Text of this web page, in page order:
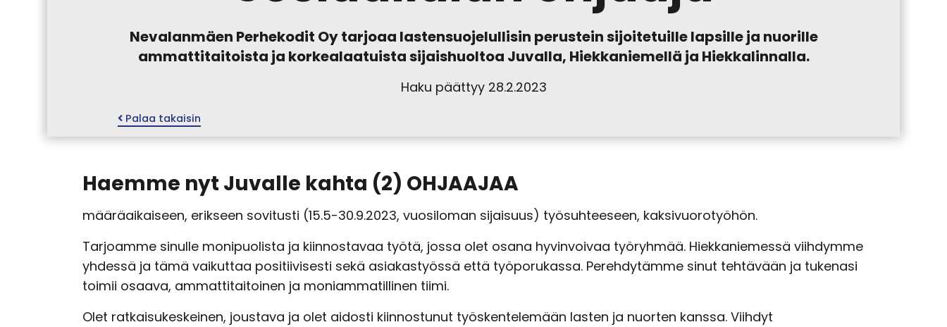
Nevalanmäen Perhekodit Oy tarjoaa lastensuojelullisin perustein sijoitetuille lapsille ja nuorille
ammattitaitoista ja korkealaatuista sijaishuoltoa Juvalla, Hiekkaniemellä ja Hiekkalinnalla.
Haku päättyy 28.2.2023
Palaa takaisin
Haemme nyt Juvalle kahta (2) OHJAAJAA
määräaikaiseen, erikseen sovitusti (15.5-30.9.2023, vuosiloman sijaisuus) työsuhteeseen, kaksivuorotyöhön.
Tarjoamme sinulle monipuolista ja kiinnostavaa työtä, jossa olet osana hyvinvoivaa työryhmää. Hiekkaniemessä viihdymme
yhdessä ja tämä vaikuttaa positiivisesti sekä asiakastyössä että työporukassa. Perehdytämme sinut tehtävään ja tukenasi
toimii osaava, ammattitaitoinen ja moniammatillinen tiimi.
Olet ratkaisukeskeinen, joustava ja olet aidosti kiinnostunut työskentelemään lasten ja nuorten kanssa. Viihdyt